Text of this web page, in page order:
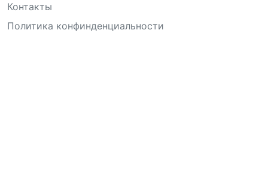
Контакты
Политика конфинденциальности